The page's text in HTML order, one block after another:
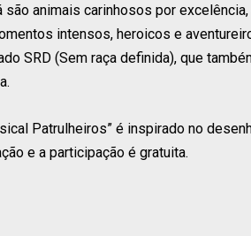
são animais carinhosos por
intensos, heroicos e
SRD (Sem raça definida), que
Patrulheiros” é inspirado no
e a participação é gratuita.